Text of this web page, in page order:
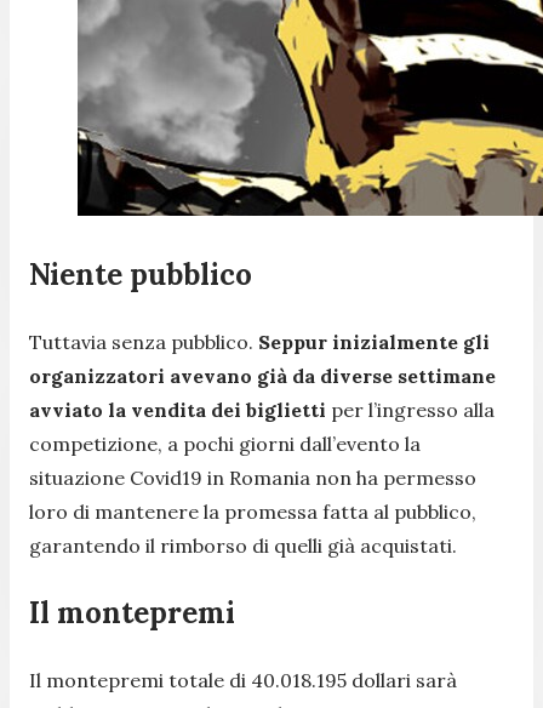
Niente pubblico
Tuttavia senza pubblico. Seppur inizialmente gli
organizzatori avevano già da diverse settimane
avviato la vendita dei biglietti per l’ingresso alla
competizione, a pochi giorni dall’evento la
situazione Covid19 in Romania non ha permesso
loro di mantenere la promessa fatta al pubblico,
garantendo il rimborso di quelli già acquistati.
Il montepremi
Il montepremi totale di 40.018.195 dollari sarà